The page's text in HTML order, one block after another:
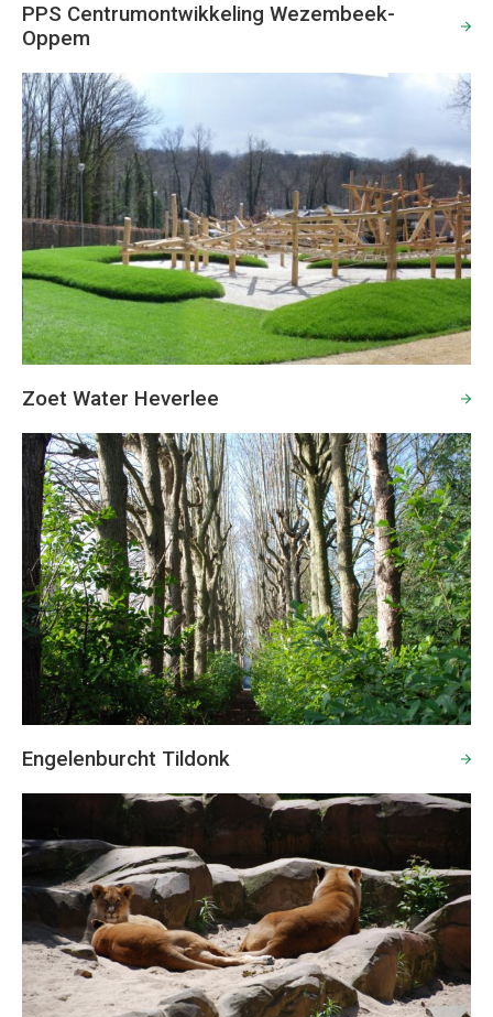
PPS Centrumontwikkeling Wezembeek-
Oppem
Zoet Water Heverlee
Engelenburcht Tildonk